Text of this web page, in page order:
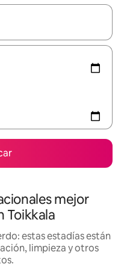
navega con las
mejor
Toikkala
estas estadías están
limpieza y otros